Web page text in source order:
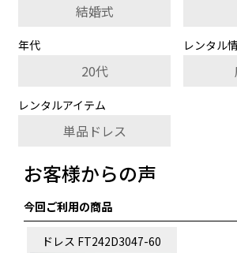
結婚式
年代
20代
レンタル
レンタルアイテム
単品ドレス
お客様からの声
今回ご利用の商品
ドレス FT242D3047-60